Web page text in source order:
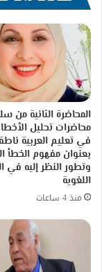
المحاضرة الثانية من
محاضرات تحليل
في تعليم العربية
بعنوان مفهوم الخطأ
وتطور النظر إليه في
اللغوية
منذ 4 ساعات